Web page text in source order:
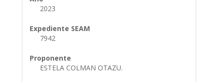
2023
Expediente SEAM
7942
Proponente
ESTELA COLMAN OTAZU.